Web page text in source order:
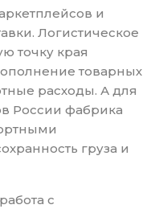
и
Логистическое
точку края
товарных
расходы. А для
России фабрика
груза и
с